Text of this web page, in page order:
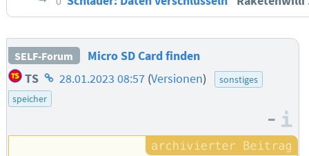
SELF-Forum
Micro SD Card finden
TS Homepage
des
28.01.2023 08:57 (Versionen)
sonstiges
speicher
–